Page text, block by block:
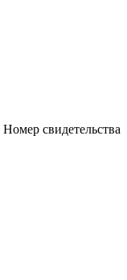
Номер свидетельства